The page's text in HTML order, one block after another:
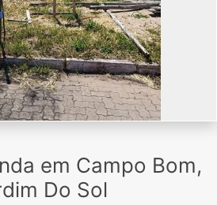
em Campo Bom,
Do Sol